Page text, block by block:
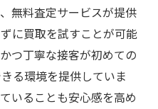
無料査定サービスが提供
に買取を試すことが可能
つ丁寧な接客が初めての
る環境を提供していま
いることも安心感を高め